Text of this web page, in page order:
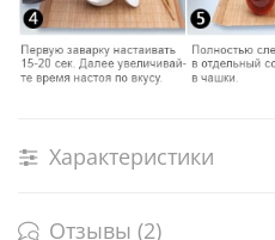
Характеристики
Отзывы (2)